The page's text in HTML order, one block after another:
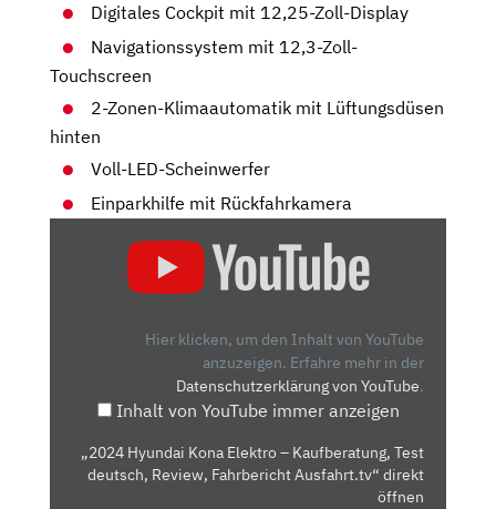
Digitales Cockpit mit 12,25-Zoll-Display
Navigationssystem mit 12,3-Zoll-
Touchscreen
2-Zonen-Klimaautomatik mit Lüftungsdüsen
hinten
Voll-LED-Scheinwerfer
Einparkhilfe mit Rückfahrkamera
HYUNDAI
DEUTSCH,
REVIEW,
FAHRBERICHT
Hier klicken, um den Inhalt von YouTube
anzuzeigen. Erfahre mehr in der
Datenschutzerklärung von YouTube.
Inhalt von YouTube immer anzeigen
„2024 Hyundai Kona Elektro – Kaufberatung, Test
deutsch, Review, Fahrbericht Ausfahrt.tv“ direkt
öffnen